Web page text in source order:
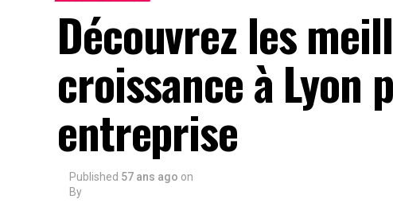
Découvrez les
croissance à
entreprise
Published 57 ans ago on
By